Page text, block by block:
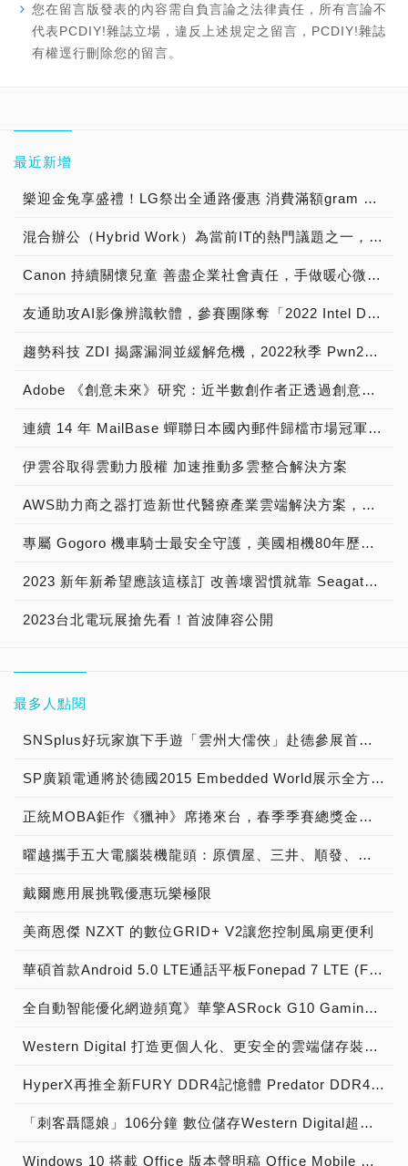
您在留言版發表的內容需自負言論之法律責任，所有言論不
代表PCDIY!雜誌立場，違反上述規定之留言，PCDIY!雜誌
有權逕行刪除您的留言。
最近新增
樂迎金兔享盛禮！LG祭出全通路優惠 消費滿額gram 筆電帶回家，揪友加入LINE官方帳號購物金直接送 官方線上商城再推獨家優惠 最高享91折
混合辦公（Hybrid Work）為當前IT的熱門議題之一，台灣二版獨家新代理【SupRemo遠端桌面控制軟體】為使用者及企業實現IT支援的數位轉型
Canon 持續關懷兒童 善盡企業社會責任，手做暖心微笑杯子蛋糕 陪伴育幼院童渡過聖誕佳節
友通助攻AI影像辨識軟體，參賽團隊奪「2022 Intel DevCup」季軍
趨勢科技 ZDI 揭露漏洞並緩解危機，2022秋季 Pwn2Own 駭客大賽突顯家用裝置推升企業資安風險的現況
Adobe 《創意未來》研究：近半數創作者正透過創意內容賺取營收
連續 14 年 MailBase 蟬聯日本國內郵件歸檔市場冠軍寶座
伊雲谷取得雲動力股權 加速推動多雲整合解決方案
AWS助力商之器打造新世代醫療產業雲端解決方案，從AI助力打造心電圖AI模型，到Local Zone成就安全合規的醫療用戶體驗
專屬 Gogoro 機車騎士最安全守護，美國相機80年歷史品牌 寶麗萊MS280WG「蜂鷹」雙鏡機車行車記錄器，專為 Gogoro 車系所開發 業界No.1行車畫面清晰又艷麗
2023 新年新希望應該這樣訂 改善壞習慣就靠 Seagate！
2023台北電玩展搶先看！首波陣容公開
最多人點閱
SNSplus好玩家旗下手遊「雲州大儒俠」赴德參展首度亮相
SP廣穎電通將於德國2015 Embedded World展示全方位工控系列產品
正統MOBA鉅作《獵神》席捲來台，春季季賽總獎金冠軍獨拿新台幣1000萬!!!
曜越攜手五大電腦裝機龍頭：原價屋、三井、順發、燦坤及Yahoo! 共同發表『SPM雲端智慧電源管理平台』 曜越最新五款聯名綠能電競機全貌釋出
戴爾應用展挑戰優惠玩樂極限
美商恩傑 NZXT 的數位GRID+ V2讓您控制風扇更便利
華碩首款Android 5.0 LTE通話平板Fonepad 7 LTE (FE375CL)疾速上市
全自動智能優化網遊頻寬》華擎ASRock G10 Gaming Router電競無線路由器，正式上市！
Western Digital 打造更個人化、更安全的雲端儲存裝置 全新My Cloud OS 3操作系統讓相片分享、資料備份及同步功能由消費者全盤掌控
HyperX再推全新FURY DDR4記憶體 Predator DDR4容量同步升級
「刺客聶隱娘」106分鐘 數位儲存Western Digital超「殺」罩得住
Windows 10 搭載 Office 版本聲明稿 Office Mobile 、 Office 2016 與 Office 365 版本差異說明